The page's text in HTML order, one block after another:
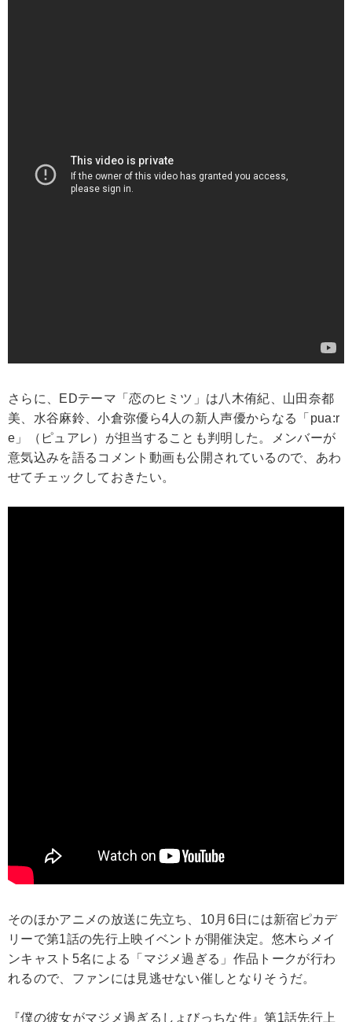
さらに、EDテーマ「恋のヒミツ」は八木侑紀、山田奈都
美、水谷麻鈴、小倉弥優ら4人の新人声優からなる「pua:r
e」（ピュアレ）が担当することも判明した。メンバーが
意気込みを語るコメント動画も公開されているので、あわ
せてチェックしておきたい。
そのほかアニメの放送に先立ち、10月6日には新宿ピカデ
リーで第1話の先行上映イベントが開催決定。悠木らメイ
ンキャスト5名による「マジメ過ぎる」作品トークが行わ
れるので、ファンには見逃せない催しとなりそうだ。
『僕の彼女がマジメ過ぎるしょびっちな件』第1話先行上